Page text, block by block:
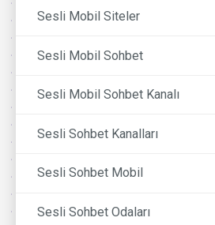
Sesli Mobil Siteler
Sesli Mobil Sohbet
Sesli Mobil Sohbet Kanalı
Sesli Sohbet Kanalları
Sesli Sohbet Mobil
Sesli Sohbet Odaları